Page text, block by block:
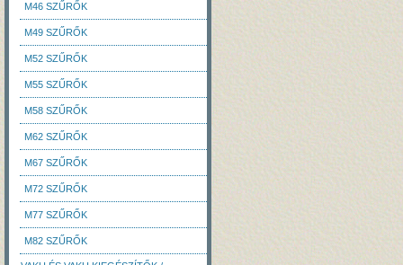
M46 SZŰRŐK
M49 SZŰRŐK
M52 SZŰRŐK
M55 SZŰRŐK
M58 SZŰRŐK
M62 SZŰRŐK
M67 SZŰRŐK
M72 SZŰRŐK
M77 SZŰRŐK
M82 SZŰRŐK